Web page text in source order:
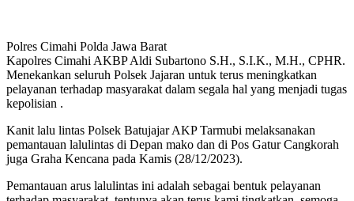
Polres Cimahi Polda Jawa Barat
Kapolres Cimahi AKBP Aldi Subartono S.H., S.I.K., M.H., CPHR.
Menekankan seluruh Polsek Jajaran untuk terus meningkatkan
pelayanan terhadap masyarakat dalam segala hal yang menjadi tugas
kepolisian .
Kanit lalu lintas Polsek Batujajar AKP Tarmubi melaksanakan
pemantauan lalulintas di Depan mako dan di Pos Gatur Cangkorah
juga Graha Kencana pada Kamis (28/12/2023).
Pemantauan arus lalulintas ini adalah sebagai bentuk pelayanan